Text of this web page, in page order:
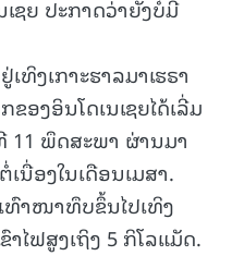
ຊຍ ປະກາດວ່າຍັງບໍ່ມີ
ທິງເກາະຮາລມາເຮຣາ
ອງອິນໂດເນເຊຍໄດ້ເລີ່ມ
11 ພຶດສະພາ ຜ່ານມາ
ນື່ອງໃນເດືອນເມສາ.
ທົາໜາທຶບຂຶ້ນໄປເທິງ
ໄຟສູງເຖິງ 5 ກິໂລແມັດ.